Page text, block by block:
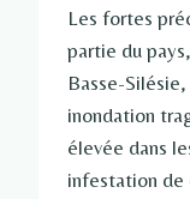
Les fortes
partie du
Basse-
inondation
élevée dans
infestation de